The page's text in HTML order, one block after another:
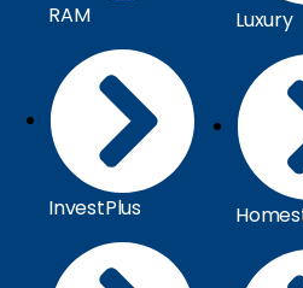
RAM
InvestPlus
Luxury